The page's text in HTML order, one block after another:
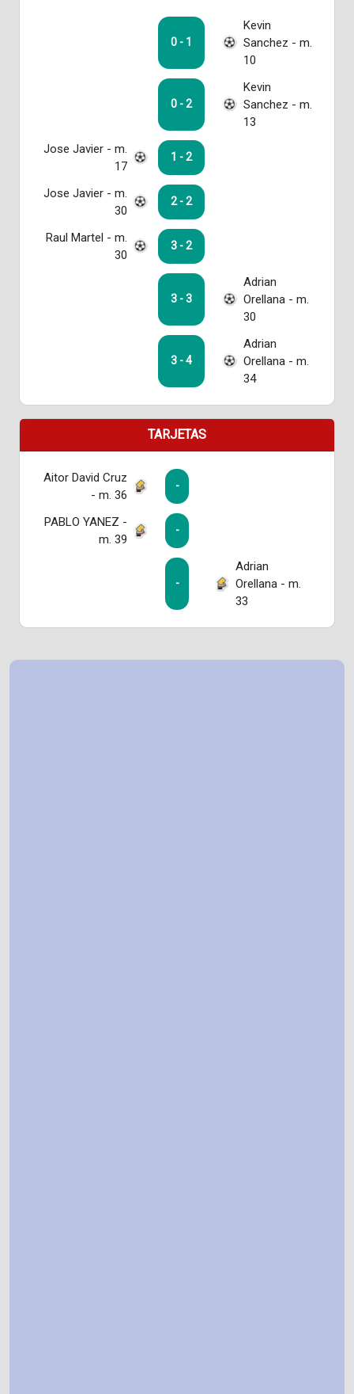
0 - 1
Kevin
Sanchez - m.
10
0 - 2
Kevin
Sanchez - m.
13
Jose Javier - m.
17
1 - 2
Jose Javier - m.
30
2 - 2
Raul Martel - m.
30
3 - 2
3 - 3
Adrian
Orellana - m.
30
3 - 4
Adrian
Orellana - m.
34
TARJETAS
Aitor David Cruz
- m. 36
-
PABLO YANEZ -
m. 39
-
-
Adrian
Orellana - m.
33